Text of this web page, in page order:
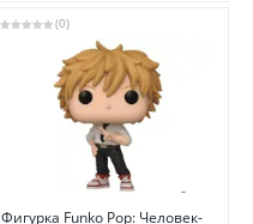
(0)
Фигурка Funko Pop: Человек-